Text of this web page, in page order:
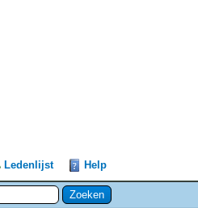
Ledenlijst Help